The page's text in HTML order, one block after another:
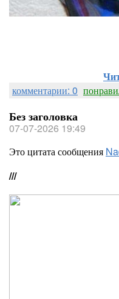
комментарии: 0
Без заголовка
07-07-2026 19:49
Это цитата сообщения
///